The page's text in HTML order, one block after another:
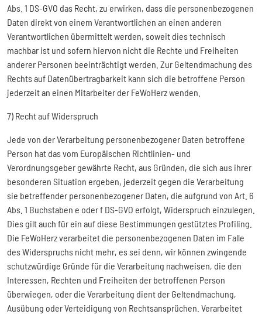
Abs. 1 DS-GVO das Recht, zu erwirken, dass die personenbezogenen
Daten direkt von einem Verantwortlichen an einen anderen
Verantwortlichen übermittelt werden, soweit dies technisch
machbar ist und sofern hiervon nicht die Rechte und Freiheiten
anderer Personen beeinträchtigt werden. Zur Geltendmachung des
Rechts auf Datenübertragbarkeit kann sich die betroffene Person
jederzeit an einen Mitarbeiter der FeWoHerz wenden.
7) Recht auf Widerspruch
Jede von der Verarbeitung personenbezogener Daten betroffene
Person hat das vom Europäischen Richtlinien- und
Verordnungsgeber gewährte Recht, aus Gründen, die sich aus ihrer
besonderen Situation ergeben, jederzeit gegen die Verarbeitung
sie betreffender personenbezogener Daten, die aufgrund von Art. 6
Abs. 1 Buchstaben e oder f DS-GVO erfolgt, Widerspruch einzulegen.
Dies gilt auch für ein auf diese Bestimmungen gestütztes Profiling.
Die FeWoHerz verarbeitet die personenbezogenen Daten im Falle
des Widerspruchs nicht mehr, es sei denn, wir können zwingende
schutzwürdige Gründe für die Verarbeitung nachweisen, die den
Interessen, Rechten und Freiheiten der betroffenen Person
überwiegen, oder die Verarbeitung dient der Geltendmachung,
Ausübung oder Verteidigung von Rechtsansprüchen. Verarbeitet